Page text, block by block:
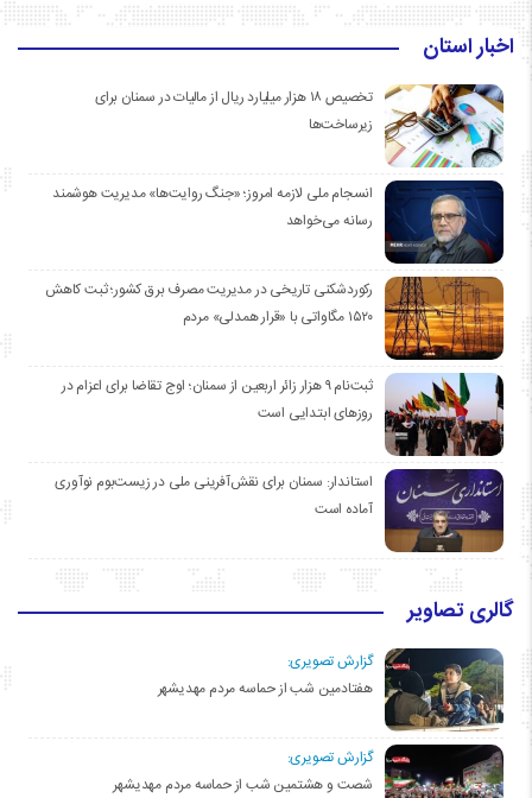
اخبار استان
تخصیص ۱۸ هزار میلیارد ریال از مالیات در سمنان برای
زیرساخت‌ها
انسجام ملی لازمه امروز؛ «جنگ روایت‌ها» مدیریت هوشمند
رسانه می‌خواهد
رکوردشکنی تاریخی در مدیریت مصرف برق کشور؛ ثبت کاهش
۱۵۲۰ مگاواتی با «قرار همدلی» مردم
ثبت‌نام ۹ هزار زائر اربعین از سمنان؛ اوج تقاضا برای اعزام در
روزهای ابتدایی است
استاندار: سمنان برای نقش‌آفرینی ملی در زیست‌بوم نوآوری
آماده است
گالری تصاویر
گزارش تصویری:
هفتادمین شب از حماسه مردم مهدیشهر
گزارش تصویری:
شصت و هشتمین شب از حماسه مردم مهدیشهر